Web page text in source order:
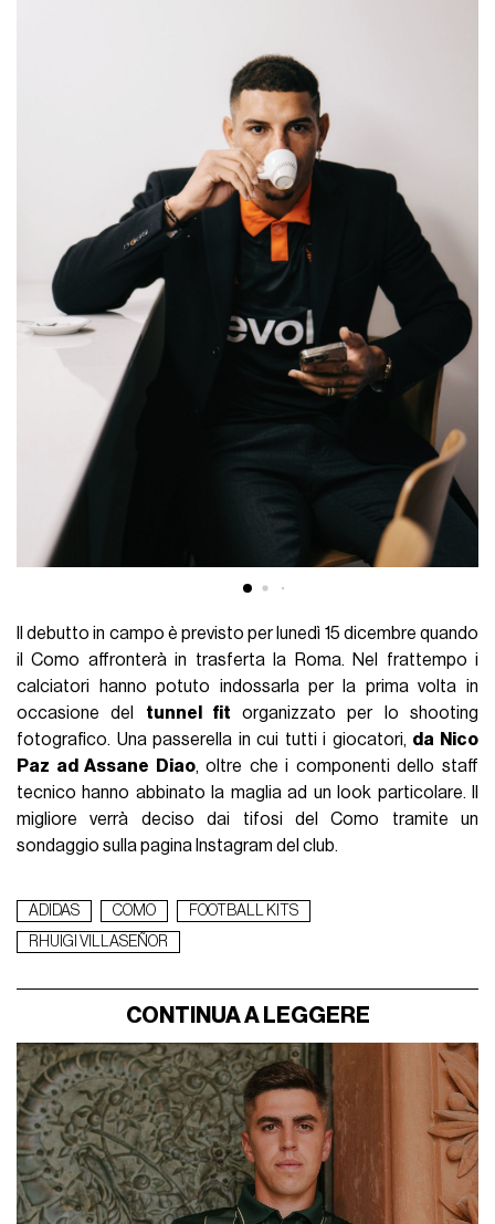
Il debutto in campo è previsto per lunedì 15 dicembre quando
il Como affronterà in trasferta la Roma. Nel frattempo i
calciatori hanno potuto indossarla per la prima volta in
occasione del tunnel fit organizzato per lo shooting
fotografico. Una passerella in cui tutti i giocatori, da Nico
Paz ad Assane Diao, oltre che i componenti dello staff
tecnico hanno abbinato la maglia ad un look particolare. Il
migliore verrà deciso dai tifosi del Como tramite un
sondaggio sulla pagina Instagram del club.
ADIDAS COMO
FOOTBALL KITS
RHUIGI VILLASEÑOR
CONTINUA A LEGGERE